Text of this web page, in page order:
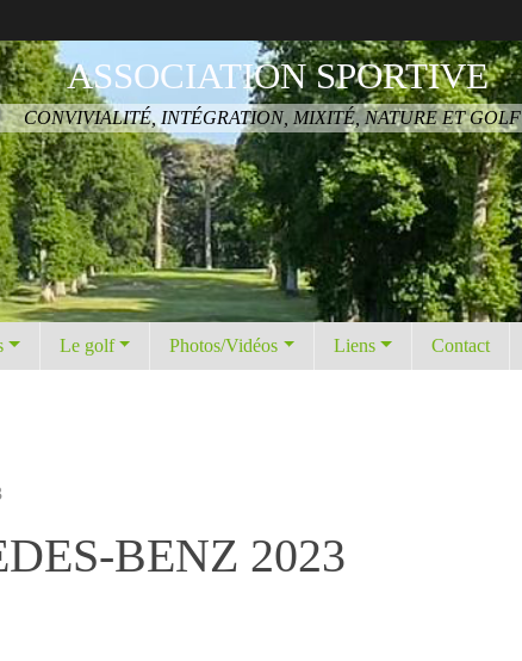
ASSOCIATION SPORTIVE
CONVIVIALITÉ, INTÉGRATION, MIXITÉ, NATURE ET GOLF
Le golf Photos/Vidéos Liens Contact
BENZ 2023